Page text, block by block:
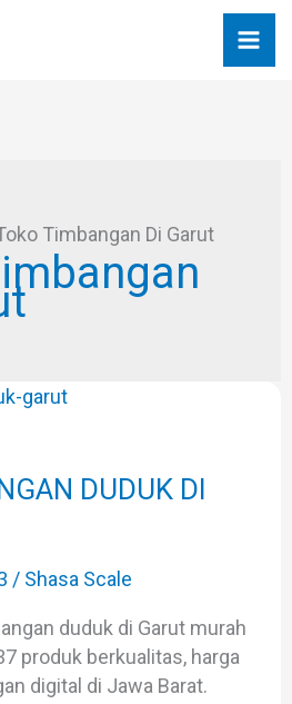
Timbangan Di Garut
DUDUK DI
/ Shasa Scale
duduk di Garut murah
produk berkualitas, harga
digital di Jawa Barat.